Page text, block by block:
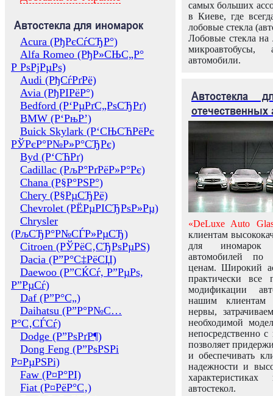
Автостекла для иномарок
Acura (РђРєСѓСЂР°)
Alfa Romeo (РђР»СЊС„Р°
Р РѕРјРµРѕ)
Audi (РђСѓРґРё)
Avia (РђРІРёР°)
Bedford (Р‘РµРґС„РѕСЂРґ)
BMW (Р‘РњР’)
Buick Skylark (Р‘СЊСЋРёРє
РЎРєР°Р№Р»Р°СЂРє)
Byd (Р‘СЋРґ)
Cadillac (РљР°РґРёР»Р°Рє)
Chana (Р§Р°РЅР°)
Chery (Р§РµСЂРё)
Chevrolet (РЁРµРІСЂРѕР»Рµ)
Chrysler
(РљСЂР°Р№СЃР»РµСЂ)
Citroen (РЎРёС‚СЂРѕРµРЅ)
Dacia (Р”Р°С‡РёСЏ)
Daewoo (Р”СЌСѓ, Р”РµРѕ,
Р”РµСѓ)
Daf (Р”Р°С„)
Daihatsu (Р”Р°Р№С…
Р°С‚СЃСѓ)
Dodge (Р”РѕРґР¶)
Dong Feng (Р”РѕРЅРі
Р¤РµРЅРі)
Faw (Р¤Р°РІ)
Fiat (Р¤РёР°С‚)
самых больших
в Киеве, где
лобовые стекла
Лобовые стекла на
микроавтобусы,
автомобили.
Автостекла
отечественных
«DeLuxe Auto
клиентам
для иномарок
автомобилей
ценам. Широкий
практически все
модификации
нашим клиентам
нервы,
необходимой
непосредственно
позволяет
и обеспечивать
надежности и
автостекол.